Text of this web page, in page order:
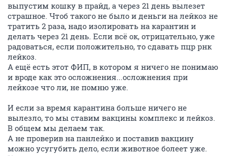
выпустим кошку в прайд, а через 21 день вылезет
страшное. Чтоб такого не было и деньги на лейкоз не
тратить 2 раза, надо изолировать на карантин и
делать через 21 день. Если всё ок, отрицательно, уже
радоваться, если положительно, то сдавать пцр рнк
лейкоз.
А ещё есть этот ФИП, в котором я ничего не понимаю
и вроде как это осложнения...осложнения при
лейкозе что ли, не помню уже.
И если за время карантина больше ничего не
вылезло, то мы ставим вакцины комплекс и лейкоз.
В общем мы делаем так.
А не проверив на панлейко и поставив вакцину
можно усугубить дело, если животное болеет уже.